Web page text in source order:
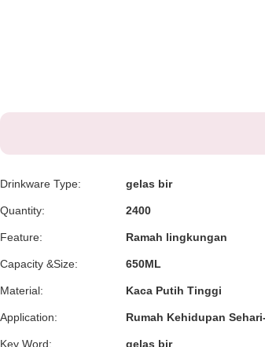
Drinkware Type: gelas bir
Quantity: 2400
Feature: Ramah lingkungan
Capacity &Size: 650ML
Material: Kaca Putih Tinggi
Application: Rumah Kehidupan
Key Word: gelas bir